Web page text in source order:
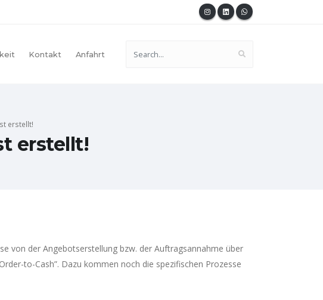
Kontakt Anfahrt
erstellt!
erstellt!
von der Angebotserstellung bzw. der Auftragsannahme über
to-Cash”. Dazu kommen noch die spezifischen Prozesse